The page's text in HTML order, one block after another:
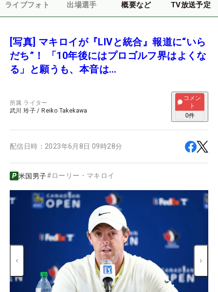
ライブフォト 出場選手 概要など TV放送予定
[写真] マキロイが『LIVと統合』報道に“いら
だち”！ 「10年後にはプロゴルフ界はよくな
る」と願うも、本音は…
所属 ライター
武川 玲子 / Reiko Takekawa
コメン
ト
0件
配信日時： 2023年6月8日 09時28分
米国男子#ローリー・マキロイ